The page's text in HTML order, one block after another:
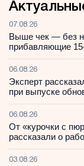
07.08.26
Выше чек — без
прибавляющие
06.08.26
Эксперт
при выпуске
06.08.26
От «курочки с
рассказали о
03.08.26